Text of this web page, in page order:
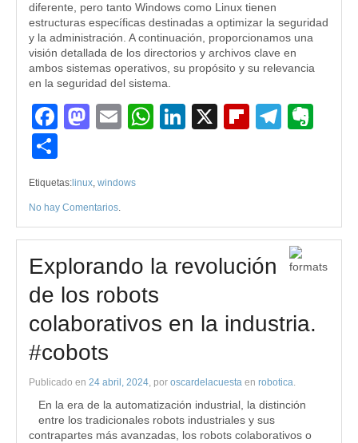
diferente, pero tanto Windows como Linux tienen
estructuras específicas destinadas a optimizar la seguridad
y la administración. A continuación, proporcionamos una
visión detallada de los directorios y archivos clave en
ambos sistemas operativos, su propósito y su relevancia
en la seguridad del sistema.
Facebook
Mastodon
EmailWhatsApp
LinkedIn
X Flipboard
Etiquetas: linux, windows
No hay Comentarios.
Explorando la revolución
de los robots
colaborativos en la industria.
#cobots
Publicado en 24 abril, 2024, por oscardelacuesta en robotica.
En la era de la automatización industrial, la distinción
entre los tradicionales robots industriales y sus
contrapartes más avanzadas, los robots colaborativos o